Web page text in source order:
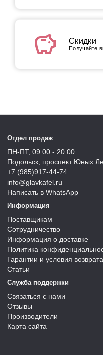
savings Скидки
Получайте
Отдел продаж
ПН-ПТ, 09:00 - 20:00
Подольск, проспект Юных
+7 (985)917-44-74
info@glavkafel.ru
Написать в WhatsApp
Информация
Поставщикам
Сотрудничество
Информация о доставке
Политика
Гарантии и условия возврата
Статьи
Служба поддержки
Связаться с нами
Отзывы
Производители
Карта сайта